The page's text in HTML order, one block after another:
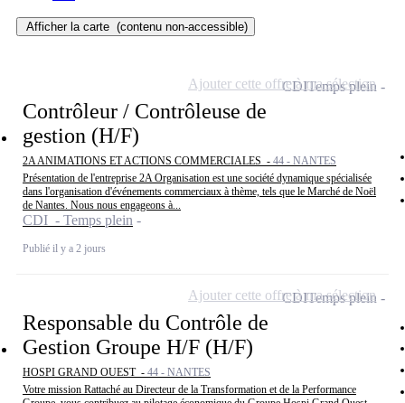
Afficher la carte (contenu non-accessible)
Contrôleur / Contrôleuse de
gestion (H/F)
2A ANIMATIONS ET ACTIONS COMMERCIALES - 44 - NANTES
Présentation de l'entreprise 2A Organisation est une société dynamique spécialisée
dans l'organisation d'événements commerciaux à thème, tels que le Marché de Noël
de Nantes. Nous nous engageons à...
CDI - Temps plein
Publié il y a 2 jours
CDITemps plein
Ajouter cette offre à ma sélection
Responsable du Contrôle de
Gestion Groupe H/F (H/F)
HOSPI GRAND OUEST - 44 - NANTES
Votre mission Rattaché au Directeur de la Transformation et de la Performance
CDITemps plein
Ajouter cette offre à ma sélection